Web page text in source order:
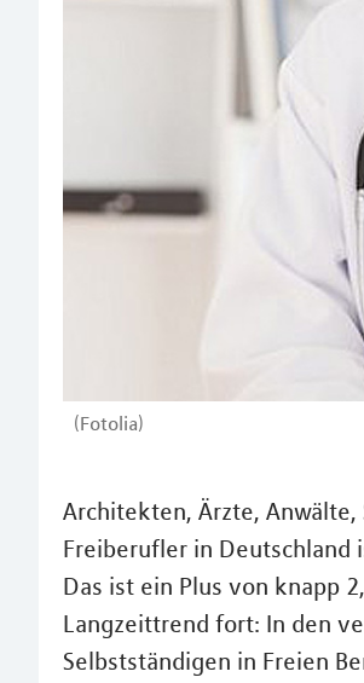
(Fotolia)
Architekten, Ärzte,
Freiberufler in Deutschland
Das ist ein Plus von knapp
Langzeittrend fort: In den
Selbstständigen in Freien